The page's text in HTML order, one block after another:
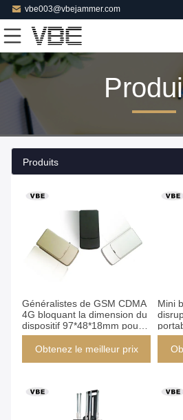
vbe003@vbejammer.com
Produits
Généralistes de GSM CDMA
4G bloquant la dimension du
dispositif 97*48*18mm pour
des salles de négociation
Obtenez le meilleur prix
Mini